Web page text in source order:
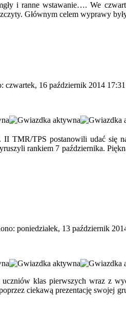
i ranne wstawanie…. We
Głównym celem wyprawy
czwartek, 16 październik 2014 17:31
TMR/TPS postanowili udać się
rankiem 7 października.
poniedziałek, 13 październik
klas pierwszych wraz z
ciekawą prezentację swojej